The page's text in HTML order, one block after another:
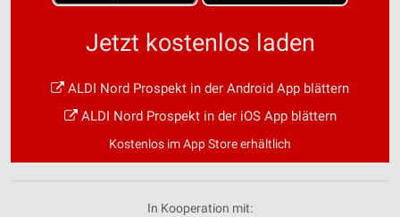
Jetzt kostenlos laden
ALDI Nord Prospekt in der Android App blättern
ALDI Nord Prospekt in der iOS App blättern
Kostenlos im App Store erhältlich
In Kooperation mit: